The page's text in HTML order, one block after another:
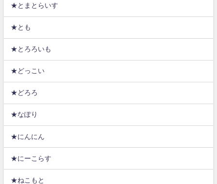
★とまとらいす
★とも
★とろろいも
★どっこい
★どろろ
★なぽり
★にんにん
★にーこらす
★ねこもと